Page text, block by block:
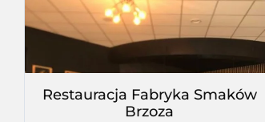
Restauracja Fabryka Smaków
Brzoza